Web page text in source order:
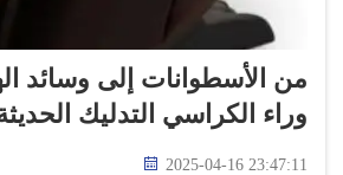
من الأسطوانات إلى وسائد
وراء الكراسي التدليك
2025-04-16 23:47:11